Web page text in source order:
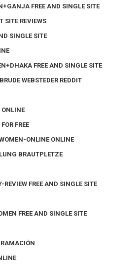
FREE AND SINGLE SITE
SITE REVIEWS
SINGLE SITE
FREE AND SINGLE SITE
WEBSTEDER REDDIT
ONLINE
FREE
ONLINE ONLINE
BRAUTPLETZE
FREE AND SINGLE SITE
FREE AND SINGLE SITE